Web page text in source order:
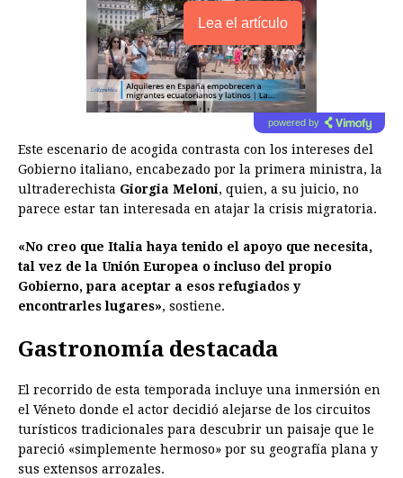
Lea el artículo
powered by
Este escenario de acogida contrasta con los intereses del
Gobierno italiano, encabezado por la primera ministra, la
ultraderechista Giorgia Meloni, quien, a su juicio, no
parece estar tan interesada en atajar la crisis migratoria.
«No creo que Italia haya tenido el apoyo que necesita,
tal vez de la Unión Europea o incluso del propio
Gobierno, para aceptar a esos refugiados y
encontrarles lugares», sostiene.
Gastronomía destacada
El recorrido de esta temporada incluye una inmersión en
el Véneto donde el actor decidió alejarse de los circuitos
turísticos tradicionales para descubrir un paisaje que le
pareció «simplemente hermoso» por su geografía plana y
sus extensos arrozales.